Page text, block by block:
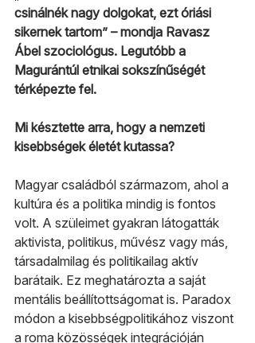
csinálnék nagy dolgokat, ezt óriási
sikernek tartom” – mondja Ravasz
Ábel szociológus. Legutóbb a
Magurántúl etnikai sokszínűségét
térképezte fel.
Mi késztette arra, hogy a nemzeti
kisebbségek életét kutassa?
Magyar családból származom, ahol a
kultúra és a politika mindig is fontos
volt. A szüleimet gyakran látogatták
aktivista, politikus, művész vagy más,
társadalmilag és politikailag aktív
barátaik. Ez meghatározta a saját
mentális beállítottságomat is. Paradox
módon a kisebbségpolitikához viszont
a roma közösségek integrációján